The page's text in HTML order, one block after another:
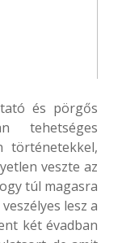
és pörgős
tehetséges
történetekkel,
veszte az
túl magasra
lesz a
két évadban